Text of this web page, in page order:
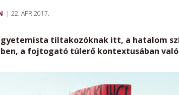
22. APR 2017.
tiltakozóknak itt, a hatalom
a fojtogató túlerő kontextusában